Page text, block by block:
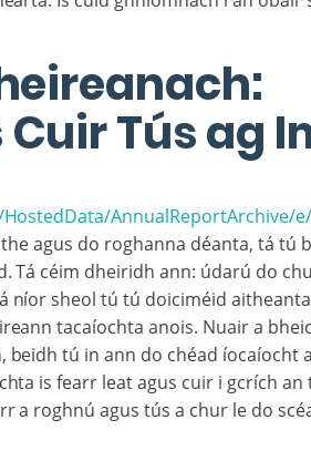
Tús ag
AnnualReportArchive/
agus do roghanna déanta, tá tú
Tá céim dheiridh ann: údarú do
níor sheol tú tú doiciméid
tacaíochta anois. Nuair a
beidh tú in ann do chéad íocaíocht
is fearr leat agus cuir i gcrích
a roghnú agus tús a chur le do